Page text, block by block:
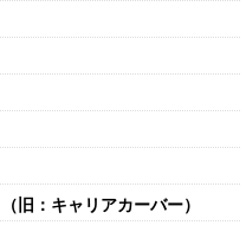
旧：キャリアカーバー）